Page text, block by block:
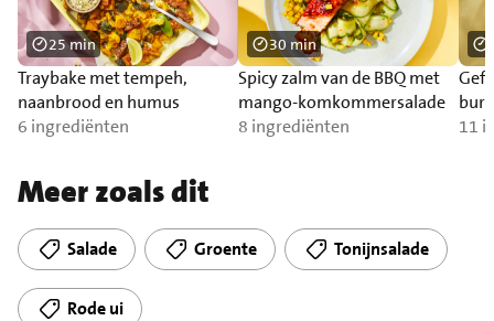
Traybake met tempeh,
naanbrood en humus
6 ingrediënten
25 min
Spicy zalm van de BBQ met
mango-komkommersalade
8 ingrediënten
30 min
11
Meer zoals dit
Salade Groente Tonijnsalade
Rode ui